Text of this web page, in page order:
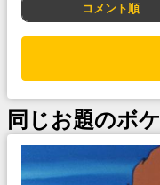
コメント順
同じお題のボケ